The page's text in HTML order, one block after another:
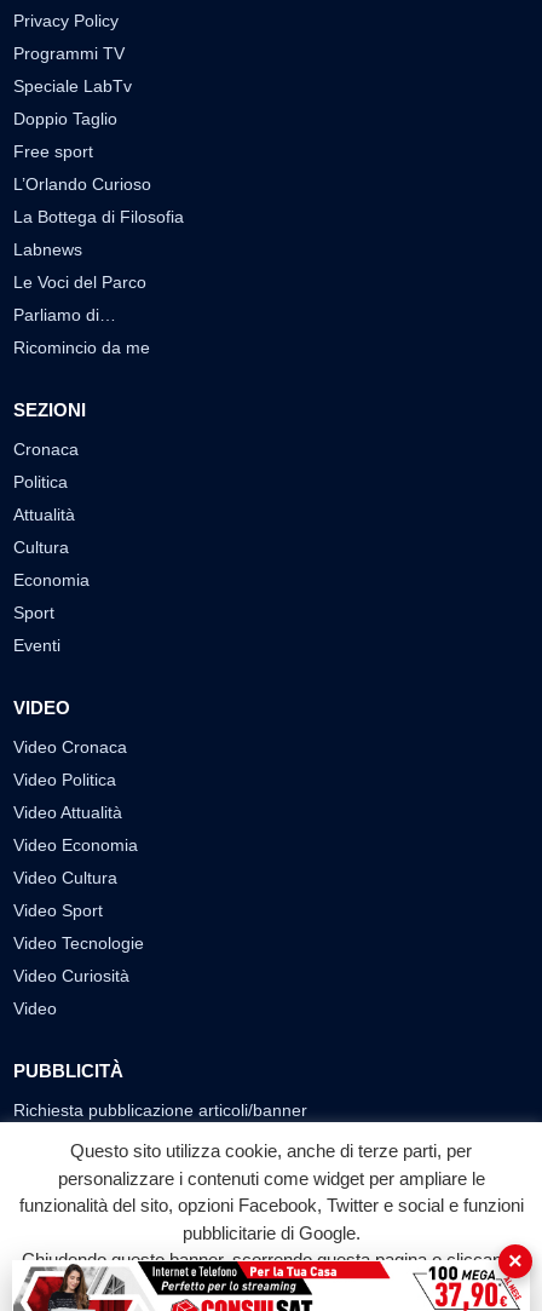
Privacy Policy
Programmi TV
Speciale LabTv
Doppio Taglio
Free sport
L’Orlando Curioso
La Bottega di Filosofia
Labnews
Le Voci del Parco
Parliamo di…
Ricomincio da me
SEZIONI
Cronaca
Politica
Attualità
Cultura
Economia
Sport
Eventi
VIDEO
Video Cronaca
Video Politica
Video Attualità
Video Economia
Video Cultura
Video Sport
Video Tecnologie
Video Curiosità
Video
PUBBLICITÀ
Richiesta pubblicazione articoli/banner
SEGUICI SUI SOCIAL
f
Facebook
◎ ▶
YouTube
Questo sito utilizza cookie, anche di terze parti, per
personalizzare i contenuti come widget per ampliare le
funzionalità del sito, opzioni Facebook, Twitter e social e funzioni
pubblicitarie di Google.
Chiudendo questo banner, scorrendo questa pagina o cliccando
su qualunque suo elemento acconsenti all'uso dei cookie.
×